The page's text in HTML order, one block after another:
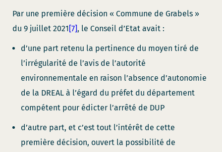
Par une première décision « Commune de Grabels »
du 9 juillet 2021[7], le Conseil d’Etat avait :
d’une part retenu la pertinence du moyen tiré de
l’irrégularité de l’avis de l’autorité
environnementale en raison l’absence d’autonomie
de la DREAL à l’égard du préfet du département
compétent pour édicter l’arrêté de DUP
d’autre part, et c’est tout l’intérêt de cette
première décision, ouvert la possibilité de